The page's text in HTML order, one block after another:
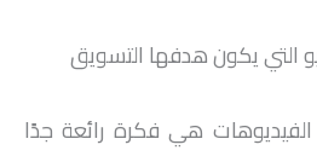
هي فكرة رائعة جدًا